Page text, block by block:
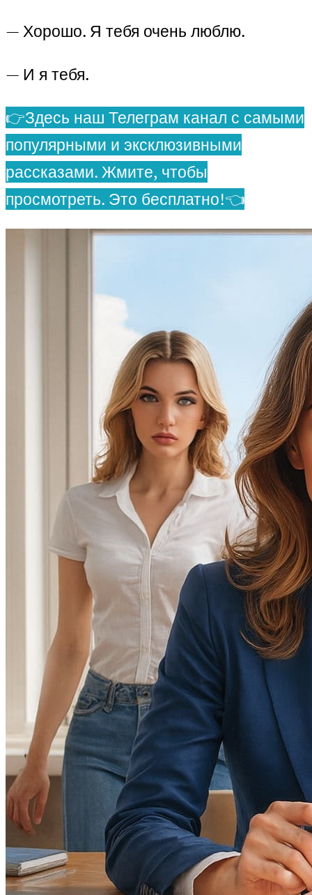
— Хорошо. Я тебя очень люблю.
— И я тебя.
👉Здесь наш Телеграм канал с самыми
популярными и эксклюзивными
рассказами. Жмите, чтобы
просмотреть. Это бесплатно!👈